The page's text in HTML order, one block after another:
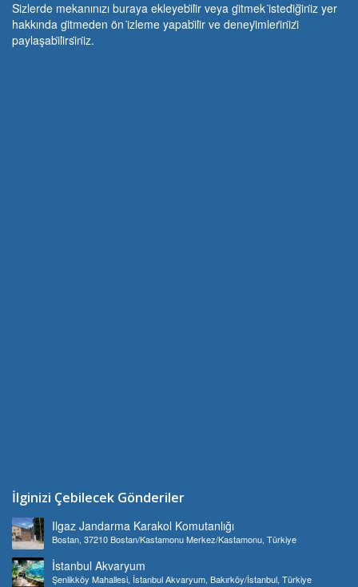
Si̇zlerde mekanınızı buraya ekleyebi̇li̇r veya gi̇tmek i̇stedi̇ği̇ni̇z yer
hakkında gi̇tmeden ön i̇zleme yapabi̇li̇r ve deneyi̇mleri̇ni̇zi̇
paylaşabi̇li̇rsi̇ni̇z.
İlginizi Çebilecek Gönderiler
Ilgaz Jandarma Karakol Komutanlığı
Bostan, 37210 Bostan/Kastamonu Merkez/Kastamonu, Türkiye
İstanbul Akvaryum
Şenlikköy Mahallesi, İstanbul Akvaryum, Bakırköy/İstanbul, Türkiye